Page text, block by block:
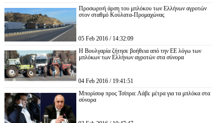
Προσωρινή άρση του μπλόκου των Ελλήνων αγροτών
στον σταθμό Κούλατα-Προμαχώνας
05 Feb 2016 / 14:32:09
Η Βουλγαρία ζήτησε βοήθεια από την ΕΕ λόγω των
μπλόκων των Ελλήνων αγροτών στα σύνορα
04 Feb 2016 / 19:41:51
Μπορίσοφ προς Τσίπρα: Λάβε μέτρα για τα μπλόκα στα
σύνορα